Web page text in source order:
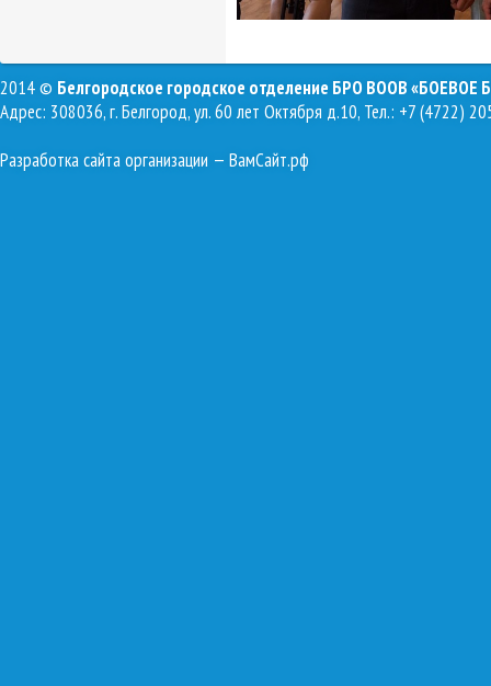
2014 © Белгородское городское отделение БРО ВООВ «БОЕВОЕ
Адрес: 308036, г. Белгород, ул. 60 лет Октября д.10, Тел.: +7 (4722)
Разработка сайта организации — ВамСайт.рф